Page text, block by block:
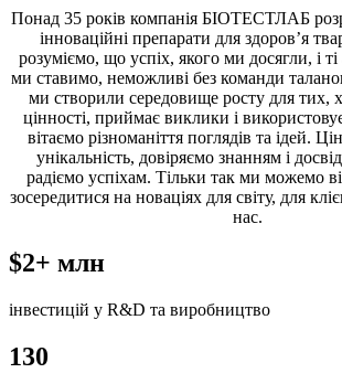
Понад 35 років компанія БІОТЕСТЛАБ
інноваційні препарати для здоров’я
розуміємо, що успіх, якого ми досягли, і ті
ми ставимо, неможливі без команди
ми створили середовище росту для тих,
цінності, приймає виклики і
вітаємо різноманіття поглядів та ідей.
унікальність, довіряємо знанням і
радіємо успіхам. Тільки так ми можемо
зосередитися на новаціях для світу, для
нас.
$2+ млн
інвестицій у R&D та виробництво
130